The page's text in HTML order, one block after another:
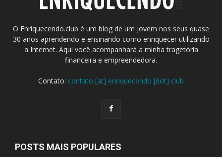
O Enriquecendo.club é um blog de um jovem nos seus quase
30 anos aprendendo e ensinando como enriquecer utilizando
a Internet. Aqui você acompanhará a minha tragetória
financeira e empreendedora.
Contato: contato [at] enriquecendo [dot] club
POSTS MAIS POPULARES